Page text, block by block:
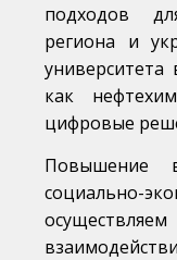
подходов
региона и
университета
как
цифровые
Повышение
социально-